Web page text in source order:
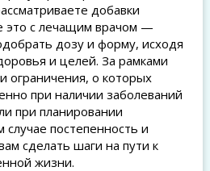
добавки
это с лечащим врачом —
дозу и форму, исходя
и целей. За рамками
ограничения, о которых
при наличии заболеваний
при планировании
постепенность и
сделать шаги на пути к
жизни.